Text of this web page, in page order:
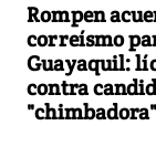
Rompen
correísmo
Guayaquil:
contra
"chimbadora"